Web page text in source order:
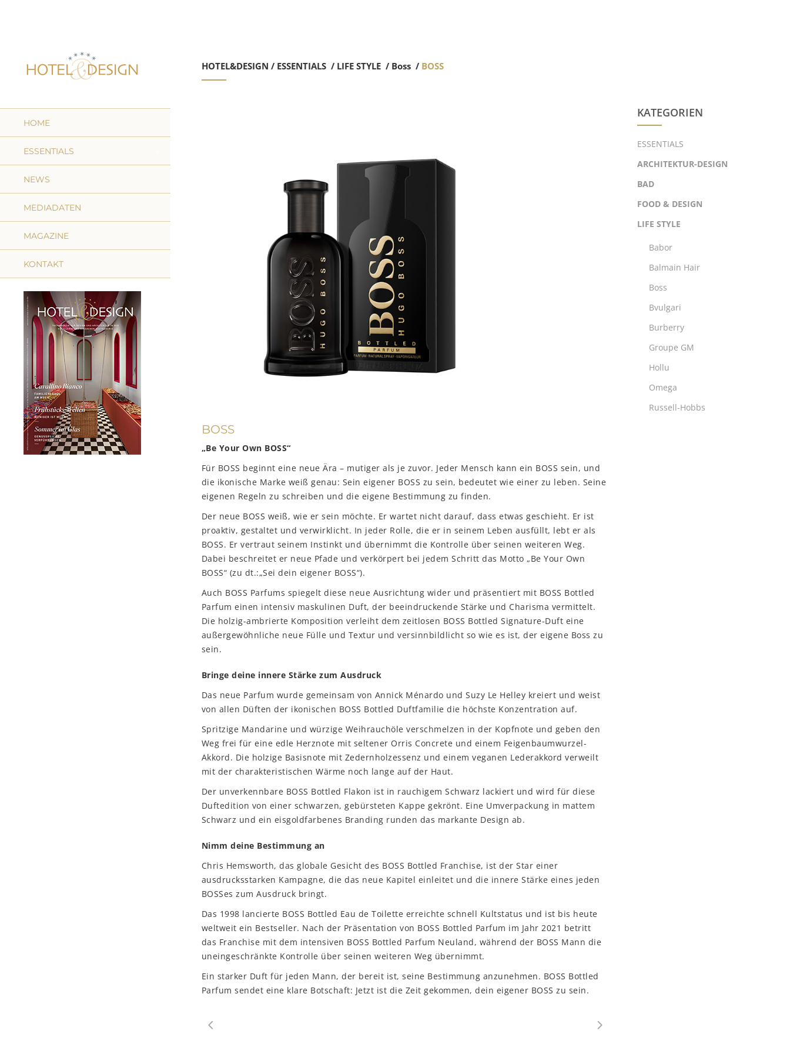
HOME
ESSENTIALS
NEWS
MEDIADATEN
MAGAZINE
KONTAKT
HOTEL&DESIGN / ESSENTIALS / LIFE STYLE / Boss / BOSS
BOSS
„Be Your Own BOSS“
Für BOSS beginnt eine neue Ära – mutiger als je zuvor. Jeder Mensch kann ein BOSS sein, und
die ikonische Marke weiß genau: Sein eigener BOSS zu sein, bedeutet wie einer zu leben. Seine
eigenen Regeln zu schreiben und die eigene Bestimmung zu finden.
Der neue BOSS weiß, wie er sein möchte. Er wartet nicht darauf, dass etwas geschieht. Er ist
proaktiv, gestaltet und verwirklicht. In jeder Rolle, die er in seinem Leben ausfüllt, lebt er als
BOSS. Er vertraut seinem Instinkt und übernimmt die Kontrolle über seinen weiteren Weg.
Dabei beschreitet er neue Pfade und verkörpert bei jedem Schritt das Motto „Be Your Own
BOSS“ (zu dt.:„Sei dein eigener BOSS“).
Auch BOSS Parfums spiegelt diese neue Ausrichtung wider und präsentiert mit BOSS Bottled
Parfum einen intensiv maskulinen Duft, der beeindruckende Stärke und Charisma vermittelt.
Die holzig-ambrierte Komposition verleiht dem zeitlosen BOSS Bottled Signature-Duft eine
außergewöhnliche neue Fülle und Textur und versinnbildlicht so wie es ist, der eigene Boss zu
sein.
Bringe deine innere Stärke zum Ausdruck
Das neue Parfum wurde gemeinsam von Annick Ménardo und Suzy Le Helley kreiert und weist
von allen Düften der ikonischen BOSS Bottled Duftfamilie die höchste Konzentration auf.
Spritzige Mandarine und würzige Weihrauchöle verschmelzen in der Kopfnote und geben den
Weg frei für eine edle Herznote mit seltener Orris Concrete und einem Feigenbaumwurzel-
Akkord. Die holzige Basisnote mit Zedernholzessenz und einem veganen Lederakkord verweilt
mit der charakteristischen Wärme noch lange auf der Haut.
Der unverkennbare BOSS Bottled Flakon ist in rauchigem Schwarz lackiert und wird für diese
Duftedition von einer schwarzen, gebürsteten Kappe gekrönt. Eine Umverpackung in mattem
Schwarz und ein eisgoldfarbenes Branding runden das markante Design ab.
Nimm deine Bestimmung an
Chris Hemsworth, das globale Gesicht des BOSS Bottled Franchise, ist der Star einer
ausdrucksstarken Kampagne, die das neue Kapitel einleitet und die innere Stärke eines jeden
BOSSes zum Ausdruck bringt.
Das 1998 lancierte BOSS Bottled Eau de Toilette erreichte schnell Kultstatus und ist bis heute
weltweit ein Bestseller. Nach der Präsentation von BOSS Bottled Parfum im Jahr 2021 betritt
das Franchise mit dem intensiven BOSS Bottled Parfum Neuland, während der BOSS Mann die
uneingeschränkte Kontrolle über seinen weiteren Weg übernimmt.
Ein starker Duft für jeden Mann, der bereit ist, seine Bestimmung anzunehmen. BOSS Bottled
Parfum sendet eine klare Botschaft: Jetzt ist die Zeit gekommen, dein eigener BOSS zu sein.
KATEGORIEN
ESSENTIALS
ARCHITEKTUR-DESIGN
BAD
FOOD & DESIGN
LIFE STYLE
Babor
Balmain Hair
Boss
Bvulgari
Burberry
Groupe GM
Hollu
Omega
Russell-Hobbs